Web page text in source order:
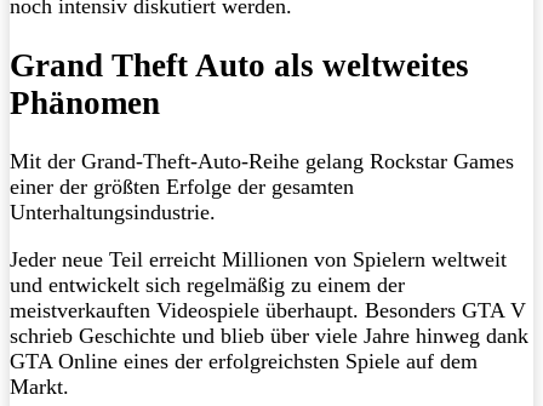
noch intensiv diskutiert werden.
Grand Theft Auto als weltweites
Phänomen
Mit der Grand-Theft-Auto-Reihe gelang Rockstar Games
einer der größten Erfolge der gesamten
Unterhaltungsindustrie.
Jeder neue Teil erreicht Millionen von Spielern weltweit
und entwickelt sich regelmäßig zu einem der
meistverkauften Videospiele überhaupt. Besonders GTA V
schrieb Geschichte und blieb über viele Jahre hinweg dank
GTA Online eines der erfolgreichsten Spiele auf dem
Markt.